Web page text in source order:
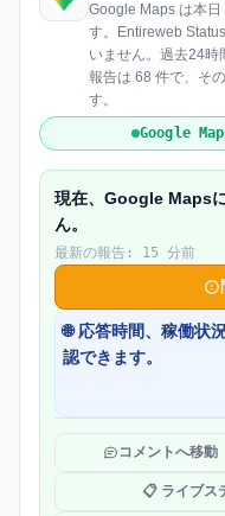
Google Maps は本
す。Entireweb
いません。過去24時
報告は 68 件で、そ
す。
Google
現在、Google Maps
ん。
最新の報告: 15 分前
🌐 応答時間、稼働状
認できます。
コメントへ移動
📋 ライブス